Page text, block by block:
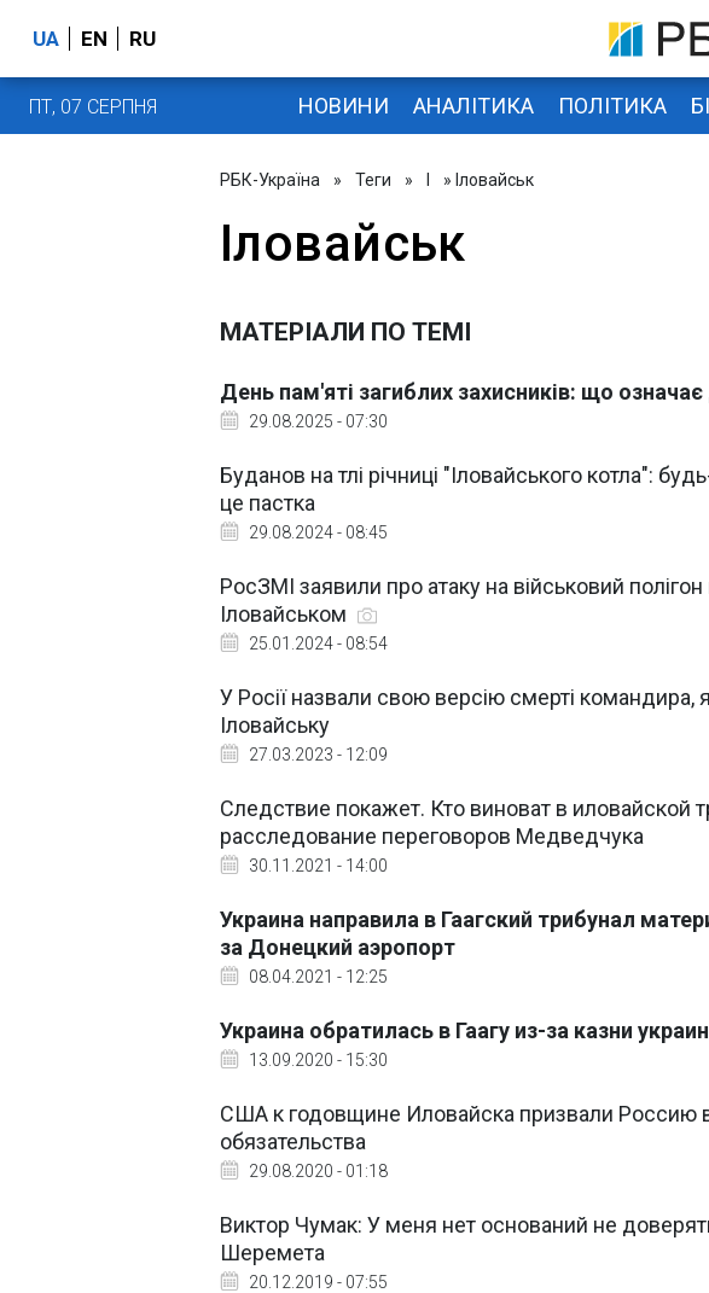
UA EN RU
ПТ, 07 СЕРПНЯ НОВИНИ АНАЛІТИКА ПОЛІТИКА
РБК-Україна » Теги » » Іловайськ
Іловайськ
МАТЕРІАЛИ ПО ТЕМІ
День пам'яті загиблих захисників: що
29.08.2025 - 07:30
Буданов на тлі річниці "Іловайського котла":
це пастка
29.08.2024 - 08:45
РосЗМІ заявили про атаку на військовий
Іловайськом
25.01.2024 - 08:54
У Росії назвали свою версію смерті командира,
Іловайську
27.03.2023 - 12:09
Следствие покажет. Кто виноват в иловайской
расследование переговоров Медведчука
30.11.2021 - 14:00
Украина направила в Гаагский трибунал
за Донецкий аэропорт
08.04.2021 - 12:25
Украина обратилась в Гаагу из-за казни
13.09.2020 - 15:30
США к годовщине Иловайска призвали Россию
обязательства
29.08.2020 - 01:18
Виктор Чумак: У меня нет оснований не
Шеремета
20.12.2019 - 07:55